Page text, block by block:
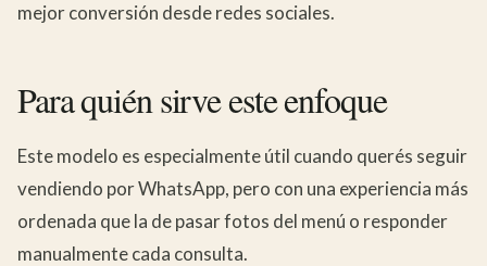
mejor conversión desde redes sociales.
Para quién sirve este enfoque
Este modelo es especialmente útil cuando querés seguir
vendiendo por WhatsApp, pero con una experiencia más
ordenada que la de pasar fotos del menú o responder
manualmente cada consulta.